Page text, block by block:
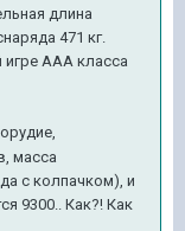
длина
471 кг.
ААА клаcса
масса
с колпачком), и
9300.. Как?! Как